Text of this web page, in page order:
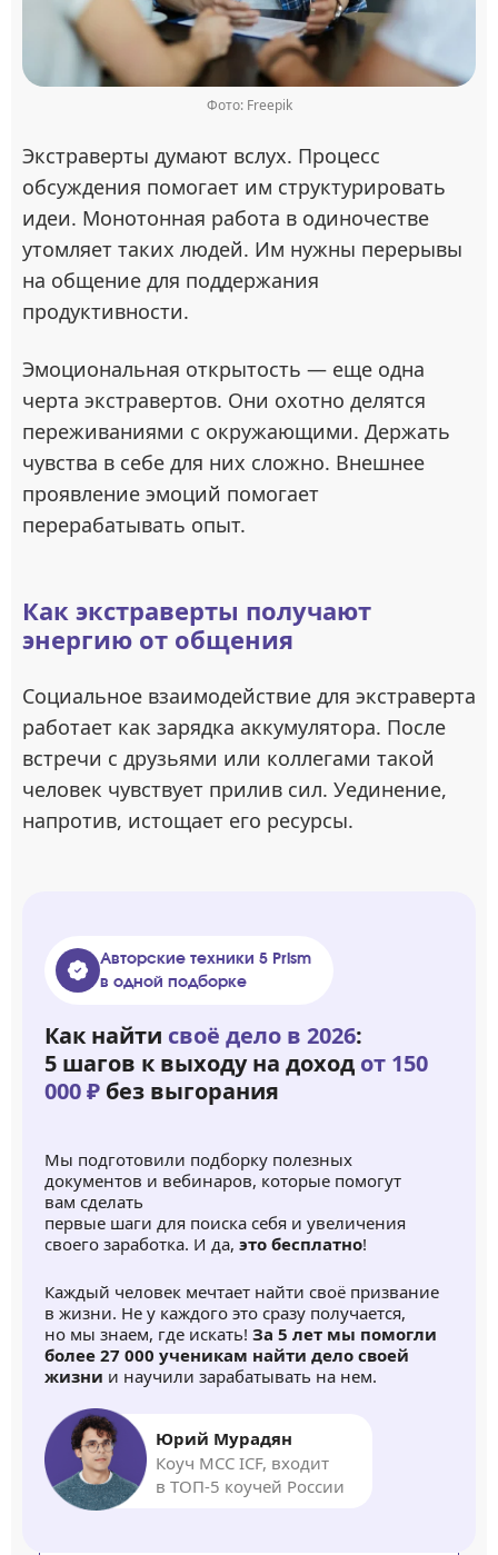
Фото: Freepik
Экстраверты думают вслух. Процесс
обсуждения помогает им структурировать
идеи. Монотонная работа в одиночестве
утомляет таких людей. Им нужны перерывы
на общение для поддержания
продуктивности.
Эмоциональная открытость — еще одна
черта экстравертов. Они охотно делятся
переживаниями с окружающими. Держать
чувства в себе для них сложно. Внешнее
проявление эмоций помогает
перерабатывать опыт.
Как экстраверты получают
энергию от общения
Социальное взаимодействие для экстраверта
работает как зарядка аккумулятора. После
встречи с друзьями или коллегами такой
человек чувствует прилив сил. Уединение,
напротив, истощает его ресурсы.
Авторские техники 5 Prism
в одной подборке
Как найти своё дело в 2026:
5 шагов к выходу на доход от 150
000 ₽ без выгорания
Мы подготовили подборку полезных
документов и вебинаров, которые помогут
вам сделать
первые шаги для поиска себя и увеличения
своего заработка. И да, это бесплатно!
Каждый человек мечтает найти своё призвание
в жизни. Не у каждого это сразу получается,
но мы знаем, где искать! За 5 лет мы помогли
более 27 000 ученикам найти дело своей
жизни и научили зарабатывать на нем.
Юрий Мурадян
Коуч MCC ICF, входит
в ТОП-5 коучей России